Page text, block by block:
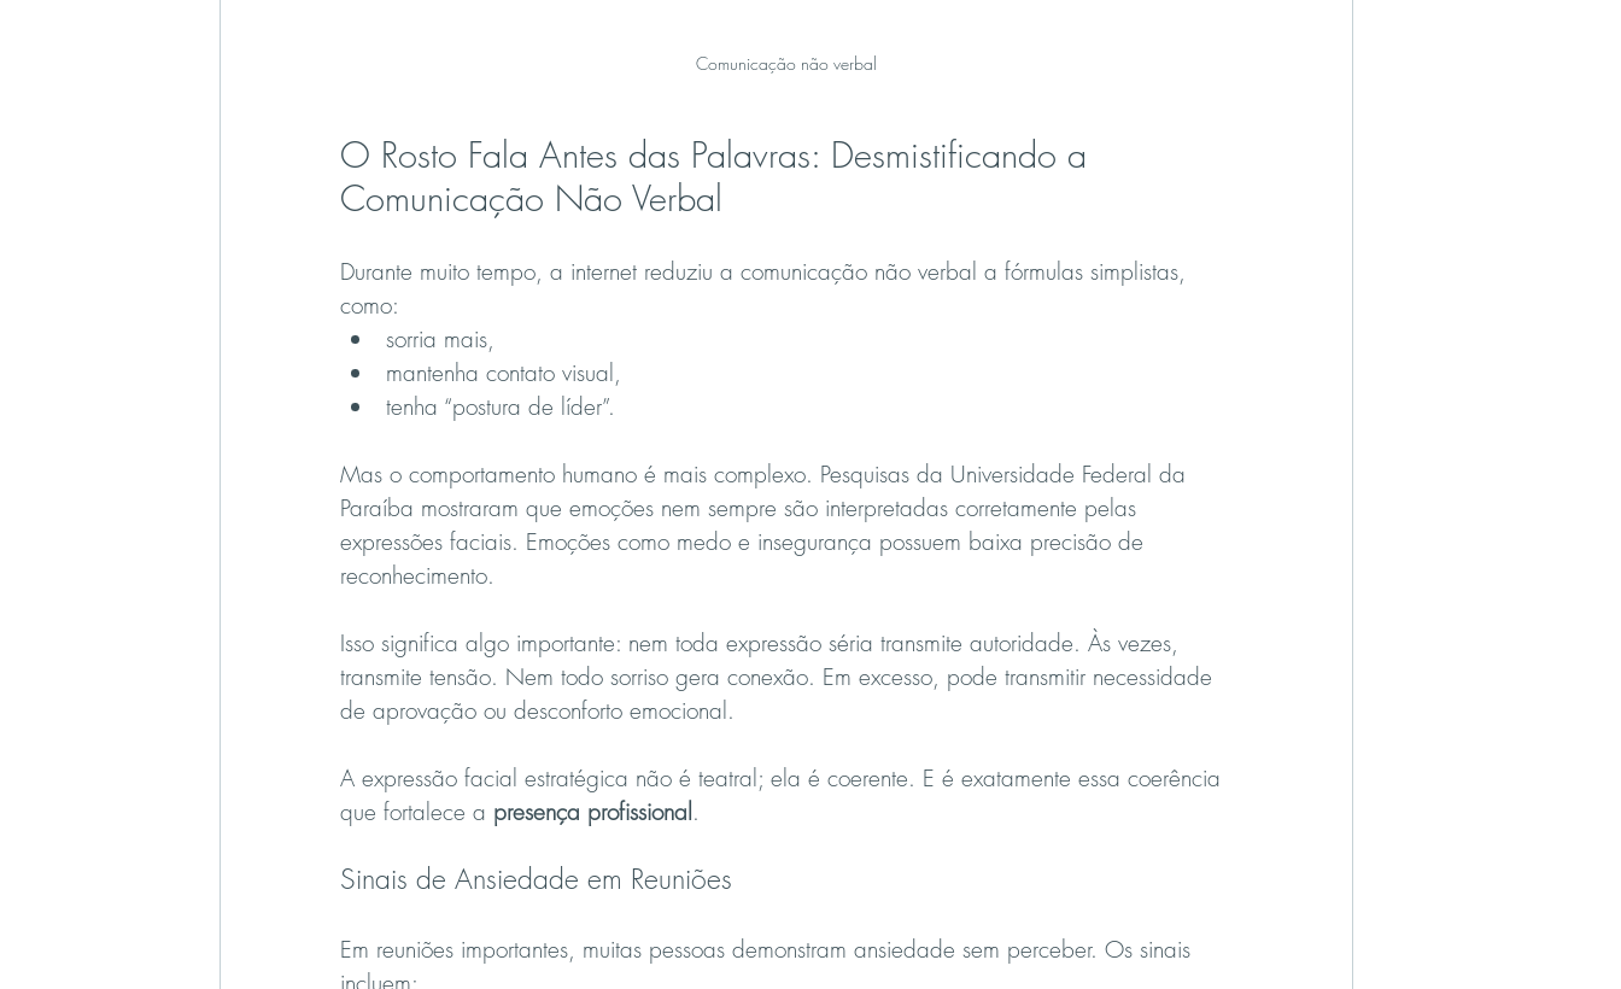
Comunicação não verbal
O Rosto Fala Antes das Palavras: Desmistificando a
Comunicação Não Verbal
Durante muito tempo, a internet reduziu a comunicação não verbal a fórmulas simplistas,
como:
sorria mais,
mantenha contato visual,
tenha “postura de líder”.
Mas o comportamento humano é mais complexo. Pesquisas da Universidade Federal da
Paraíba mostraram que emoções nem sempre são interpretadas corretamente pelas
expressões faciais. Emoções como medo e insegurança possuem baixa precisão de
reconhecimento.
Isso significa algo importante: nem toda expressão séria transmite autoridade. Às vezes,
transmite tensão. Nem todo sorriso gera conexão. Em excesso, pode transmitir necessidade
de aprovação ou desconforto emocional.
A expressão facial estratégica não é teatral; ela é coerente. E é exatamente essa coerência
que fortalece a presença profissional.
Sinais de Ansiedade em Reuniões
Em reuniões importantes, muitas pessoas demonstram ansiedade sem perceber. Os sinais